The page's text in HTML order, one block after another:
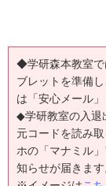
◆学研森本教室で
ブレットを準備
は「安心メール」
◆学研教室の入退
元コードを読み取
ホの「マナミル
知らせが届きます